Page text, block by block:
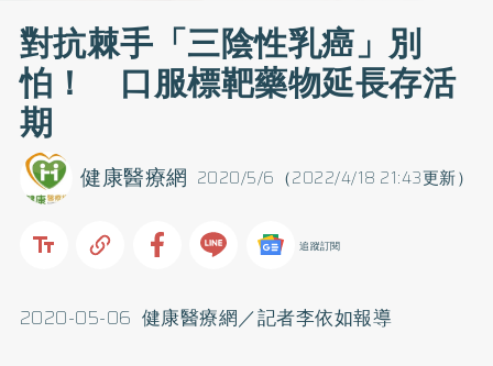
對抗棘手「三陰性乳癌」別
怕！ 口服標靶藥物延長存活
期
2020/5/6（2022/4/18 21:43更新）
健康醫療網
追蹤訂閱
2020-05-06 健康醫療網／記者李依如報導